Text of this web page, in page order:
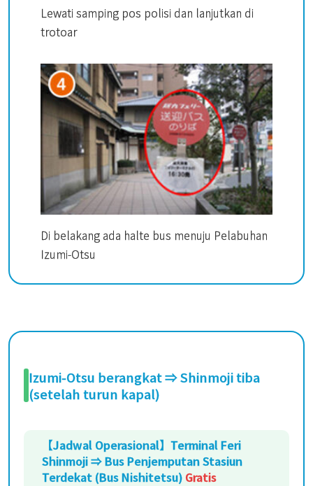
Lewati samping pos polisi dan lanjutkan di
trotoar
Di belakang ada halte bus menuju Pelabuhan
Izumi-Otsu
Izumi-Otsu berangkat ⇒ Shinmoji tiba
(setelah turun kapal)
【Jadwal Operasional】Terminal Feri
Shinmoji ⇒ Bus Penjemputan Stasiun
Terdekat (Bus Nishitetsu) Gratis